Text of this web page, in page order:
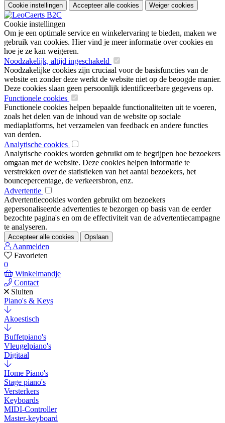
Cookie instellingen Accepteer alle cookies Weiger cookies
Cookie instellingen
Om je een optimale service en winkelervaring te bieden, maken we
gebruik van cookies. Hier vind je meer informatie over cookies en
hoe je ze kan weigeren.
Noodzakelijk, altijd ingeschakeld
Noodzakelijke cookies zijn cruciaal voor de basisfuncties van de
website en zonder deze werkt de website niet op de beoogde manier.
Deze cookies slaan geen persoonlijk identificeerbare gegevens op.
Functionele cookies
Functionele cookies helpen bepaalde functionaliteiten uit te voeren,
zoals het delen van de inhoud van de website op sociale
mediaplatforms, het verzamelen van feedback en andere functies
van derden.
Analytische cookies
Analytische cookies worden gebruikt om te begrijpen hoe bezoekers
omgaan met de website. Deze cookies helpen informatie te
verstrekken over de statistieken van het aantal bezoekers, het
bouncepercentage, de verkeersbron, enz.
Advertentie
Advertentiecookies worden gebruikt om bezoekers
gepersonaliseerde advertenties te bezorgen op basis van de eerder
bezochte pagina's en om de effectiviteit van de advertentiecampagne
te analyseren.
Accepteer alle cookies Opslaan
Aanmelden
Favorieten
0
Winkelmandje
Contact
Sluiten
Piano's & Keys
Akoestisch
Buffetpiano's
Vleugelpiano's
Digitaal
Home Piano's
Stage piano's
Versterkers
Keyboards
MIDI-Controller
Master-keyboard